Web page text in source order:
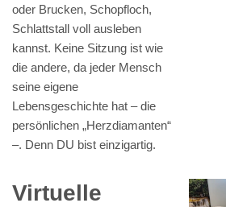
oder Brucken, Schopfloch,
Schlattstall voll ausleben
kannst. Keine Sitzung ist wie
die andere, da jeder Mensch
seine eigene
Lebensgeschichte hat – die
persönlichen „Herzdiamanten“
–. Denn DU bist einzigartig.
Virtuelle